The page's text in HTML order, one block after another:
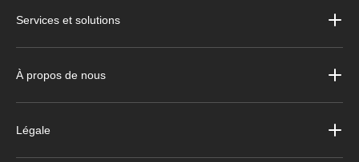
Services et solutions
À propos de nous
Légale